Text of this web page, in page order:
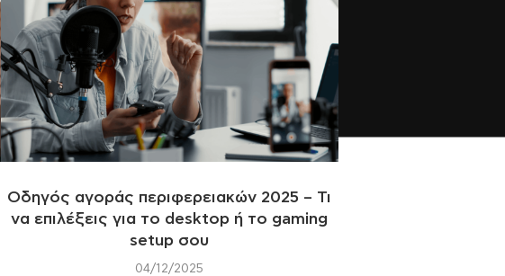
Οδηγός αγοράς περιφερειακών 2025 – Τι
να επιλέξεις για το desktop ή το gaming
setup σου
04/12/2025